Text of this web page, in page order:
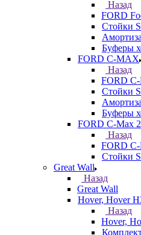
Назад
FORD
Стойки
Буферы
FORD С-MAX
Назад
FORD
Стойки
Буферы
FORD C-Max 2
Назад
FORD
Стойки
Great Wall
Назад
Great Wall
Hover, Hover
Назад
Hover,